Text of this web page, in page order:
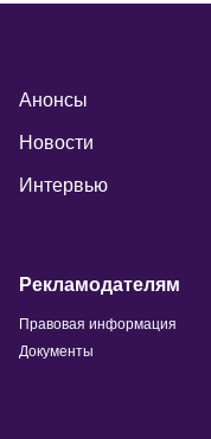
Анонсы
Новости
Интервью
Рекламодателям
Правовая информация
Документы